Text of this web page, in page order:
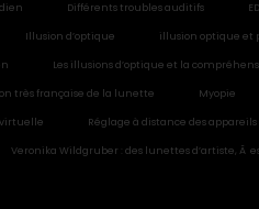
Différents troubles auditifs
Illusion d’optique illusion optique et
Les illusions d’optique et la
très française de la lunette Myopie
Réglage à distance des
Veronika Wildgruber : des lunettes d’artiste, Ã